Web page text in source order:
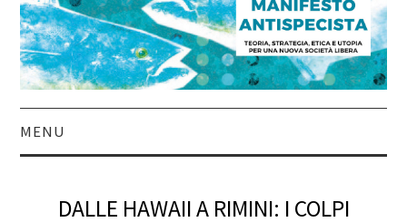
MENU
DALLE HAWAII A RIMINI: I COLPI